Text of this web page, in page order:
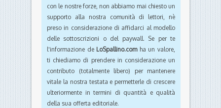
con le nostre forze, non abbiamo mai chiesto un
supporto alla nostra comunità di lettori, nè
preso in considerazione di affidarci al modello
delle sottoscrizioni o del paywall. Se per te
l'informazione de LoSpallino.comha un valore,
ti chiediamo di prendere in considerazione un
contributo (totalmente libero) per mantenere
vitale la nostra testata e permetterle di crescere
ulteriormente in termini di quantità e qualità
della sua offerta editoriale.